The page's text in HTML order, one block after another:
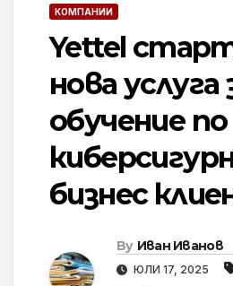
КОМПАНИИ
Yettel
нова услуга
обучение по
бизнес
By Иван Иванов
ЮЛИ 17, 2025